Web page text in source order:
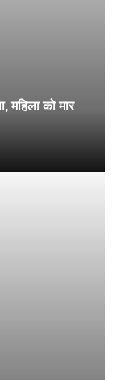
महिला को मार